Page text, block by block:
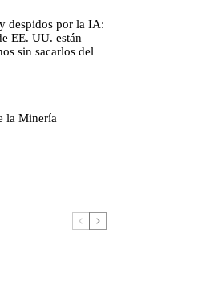
despidos por la IA:
EE. UU. están
sin sacarlos del
la Minería